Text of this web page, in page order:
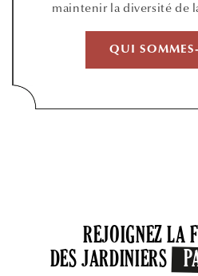
maintenir la diversité de
QUI
REJOIGNEZ LA
DES JARDINIERS